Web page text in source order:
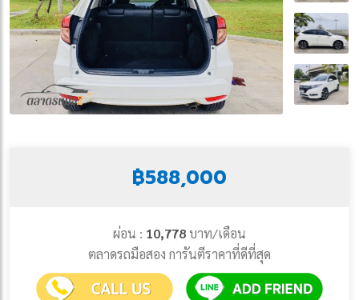
฿588,000
ผ่อน : 10,778บาท/เดือน
ตลาดรถมือสอง การันตีราคาที่ดีที่สุด